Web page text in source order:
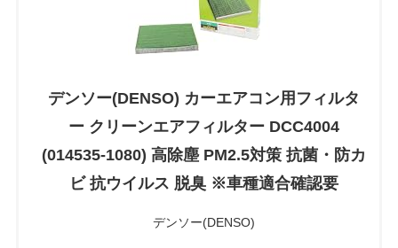
デンソー(DENSO) カーエアコン用フィルタ
ー クリーンエアフィルター DCC4004
(014535-1080) 高除塵 PM2.5対策 抗菌・防カ
ビ 抗ウイルス 脱臭 ※車種適合確認要
デンソー(DENSO)